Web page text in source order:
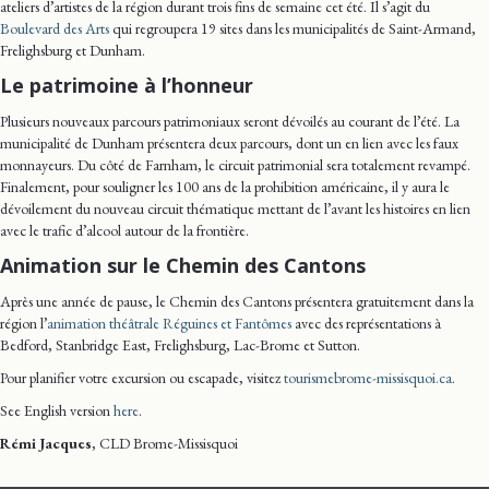
ateliers d’artistes de la région durant trois fins de semaine cet été. Il s’agit du
Boulevard des Artsqui regroupera 19 sites dans les municipalités de Saint-Armand,
Frelighsburg et Dunham.
Le patrimoine à l’honneur
Plusieurs nouveaux parcours patrimoniaux seront dévoilés au courant de l’été. La
municipalité de Dunham présentera deux parcours, dont un en lien avec les faux
monnayeurs. Du côté de Farnham, le circuit patrimonial sera totalement revampé.
Finalement, pour souligner les 100 ans de la prohibition américaine, il y aura le
dévoilement du nouveau circuit thématique mettant de l’avant les histoires en lien
avec le trafic d’alcool autour de la frontière.
Animation sur le Chemin des Cantons
Après une année de pause, le Chemin des Cantons présentera gratuitement dans la
région l’animation théâtrale Réguines et Fantômes avec des représentations à
Bedford, Stanbridge East, Frelighsburg, Lac-Brome et Sutton.
Pour planifier votre excursion ou escapade, visiteztourismebrome-missisquoi.ca.
See English versionhere.
Rémi Jacques, CLD Brome-Missisquoi